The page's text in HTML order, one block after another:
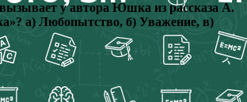
у автора Юшка из рассказа А.
а) Любопытство, б) Уважение, в)